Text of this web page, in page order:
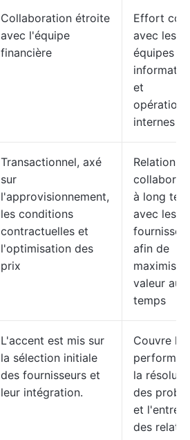
Collaboration étroite
avec l'équipe
financière
Effort
avec les
équipes
et
internes
Transactionnel, axé
sur
l'approvisionnement,
les conditions
contractuelles et
l'optimisation des
prix
Relations
à long
avec les
afin de
maximiser
valeur au
temps
L'accent est mis sur
la sélection initiale
des fournisseurs et
leur intégration.
Couvre les
la
des
et
des